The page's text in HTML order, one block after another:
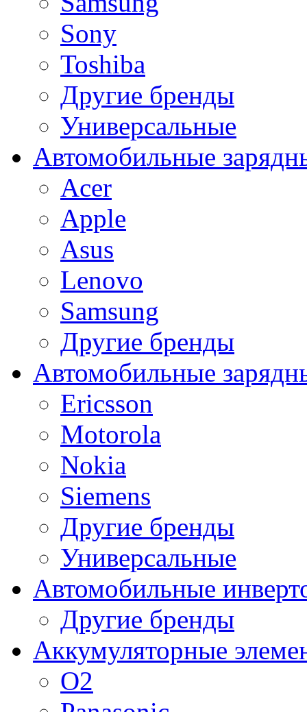
Sony
Toshiba
Другие бренды
Универсальные
Автомобильные
Acer
Apple
Asus
Lenovo
Samsung
Другие бренды
Автомобильные
Ericsson
Motorola
Nokia
Siemens
Другие бренды
Универсальные
Автомобильные
Другие бренды
Аккумуляторные
O2